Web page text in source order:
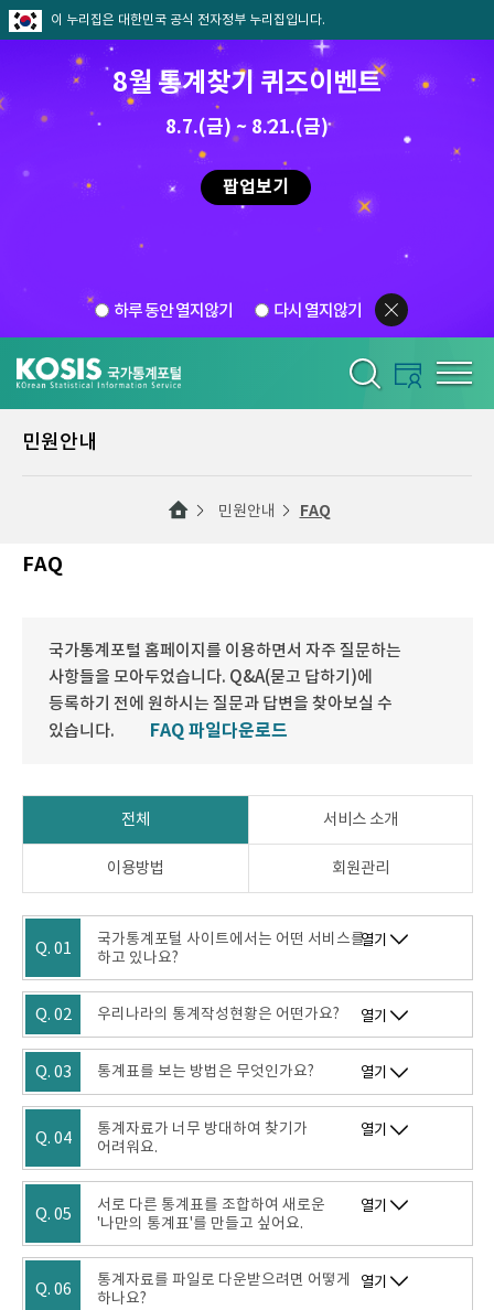
이 누리집은 대한민국 공식 전자정부 누리집입니다.
8월 통계찾기 퀴즈이벤트
8.7.(금) ~ 8.21.(금)
팝업보기
하루 동안 열지않기 다시 열지않기
민원안내
민원안내 FAQ
FAQ
국가통계포털 홈페이지를 이용하면서 자주 질문하는
사항들을 모아두었습니다. Q&A(묻고 답하기)에
등록하기 전에 원하시는 질문과 답변을 찾아보실 수
있습니다.
FAQ 파일다운로드
전체 서비스 소개
이용방법 회원관리
Q. 01
국가통계포털 사이트에서는 어떤 서비스를
하고 있나요?
열기
Q. 02 우리나라의 통계작성현황은 어떤가요? 열기
Q. 03 통계표를 보는 방법은 무엇인가요? 열기
Q. 04
통계자료가 너무 방대하여 찾기가
어려워요.
열기
Q. 05
서로 다른 통계표를 조합하여 새로운
'나만의 통계표'를 만들고 싶어요.
열기
Q. 06
통계자료를 파일로 다운받으려면 어떻게
하나요?
열기